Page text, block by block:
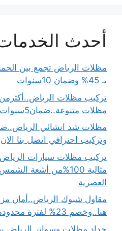
أحدث
مظلات الرياض تجمع بين
بـ 45% وضمان 10سنوات
مظلات متنوعة..ضمان5سنوات
وتركيب احترافي اتصل بنا الان
تركيب مظلات سيارات
العصرية
مقاول شبوك الرياض..أمان
هنا..وخصم 23% لفترة محدودة
حداد مظلات وسواتر الرياض